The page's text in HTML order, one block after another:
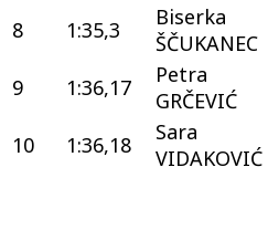
8 1:35,3
Biserka
ŠČUKANEC
9 1:36,17
Petra
GRČEVIĆ
10 1:36,18
Sara
VIDAKOVIĆ